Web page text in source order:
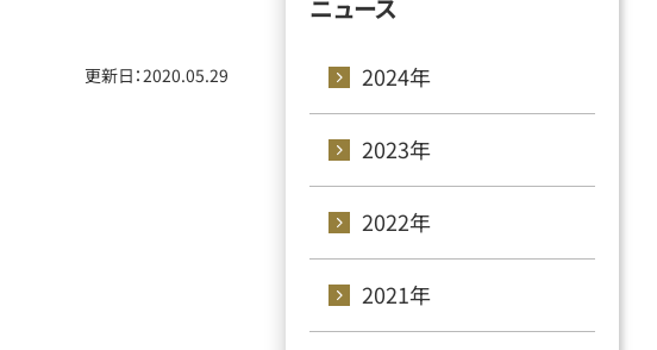
更新日：2020.05.29
ニュース
2024年
2023年
2022年
2021年